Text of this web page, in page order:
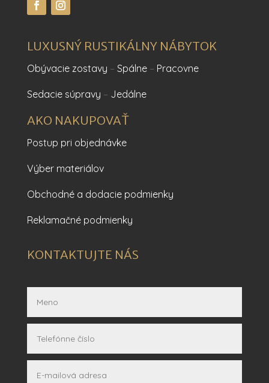
LUXUSNÝ RUSTIKÁLNY NÁBYTOK
Obývacie zostavy – Spálne– Pracovne
Sedacie súpravy – Jedálne
AKO NAKUPOVAŤ
Postup pri objednávke
Výber materiálov
Obchodné a dodacie podmienky
Reklamačné podmienky
KONTAKTUJTE NÁS